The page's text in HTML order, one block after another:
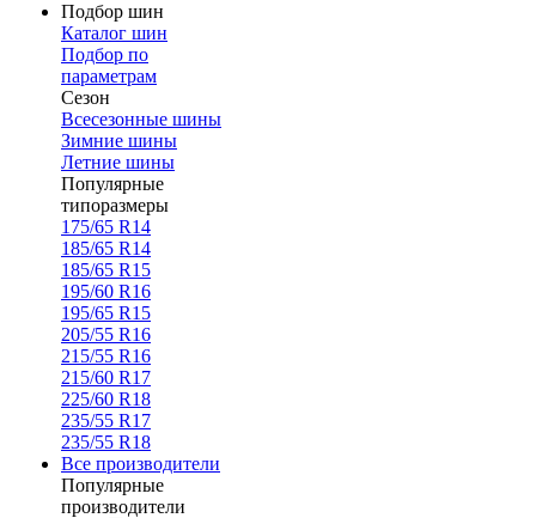
Подбор шин
Каталог шин
Подбор по
параметрам
Сезон
Всесезонные шины
Зимние шины
Летние шины
Популярные
типоразмеры
175/65 R14
185/65 R14
185/65 R15
195/60 R16
195/65 R15
205/55 R16
215/55 R16
215/60 R17
225/60 R18
235/55 R17
235/55 R18
Все производители
Популярные
производители